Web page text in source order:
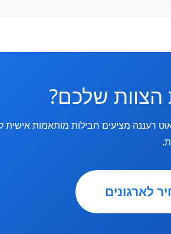
הצוות שלכם?
רעננה מציעים חבילות מותאמות אישית
לארגונים